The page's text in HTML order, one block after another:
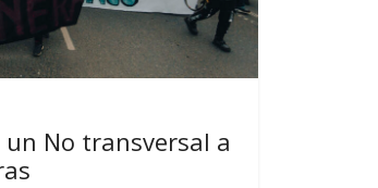
No transversal a